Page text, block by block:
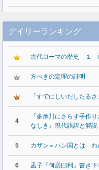
デイリーランキング
古代ローマの歴史 １
方べきの定理の証明
「すでにしいだしたる
4
『多摩川にさらす手作
なしき』現代語訳と解説
5 カザン＝ハン国とは わ
6 孟子『何必曰利』書き